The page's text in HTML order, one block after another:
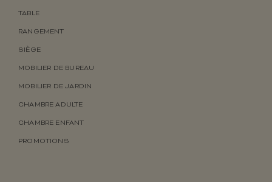
TABLE
RANGEMENT
SIÈGE
MOBILIER DE BUREAU
MOBILIER DE JARDIN
CHAMBRE ADULTE
CHAMBRE ENFANT
PROMOTIONS